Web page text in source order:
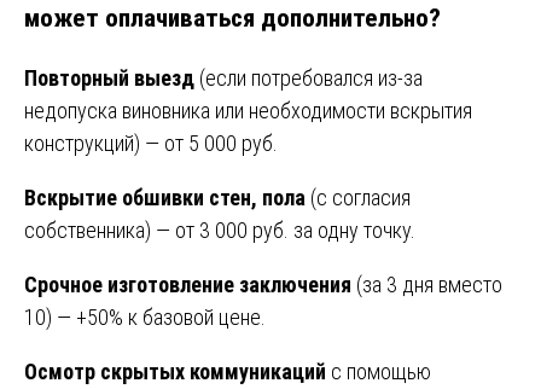
может оплачиваться дополнительно?
Повторный выезд (если потребовался из-за
недопуска виновника или необходимости вскрытия
конструкций) — от 5 000 руб.
Вскрытие обшивки стен, пола (с согласия
собственника) — от 3 000 руб. за одну точку.
Срочное изготовление заключения (за 3 дня вместо
10) — +50% к базовой цене.
Осмотр скрытых коммуникаций с помощью